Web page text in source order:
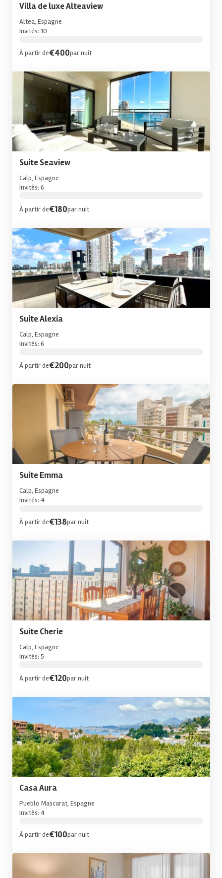
Villa de luxe Alteaview
Altea, Espagne
Invités: 10
À partir de€400par nuit
Suite Seaview
Calp, Espagne
Invités: 6
À partir de€180par nuit
Suite Alexia
Calp, Espagne
Invités: 6
À partir de€200par nuit
Suite Emma
Calp, Espagne
Invités: 4
À partir de€138par nuit
Suite Cherie
Calp, Espagne
Invités: 5
À partir de€120par nuit
Casa Aura
Pueblo Mascarat, Espagne
Invités: 4
À partir de€100par nuit